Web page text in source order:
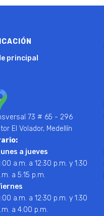
principal
73 # 65 - 296
El Volador, Medellín
a jueves
a.m. a 12:30 p.m. y 1:30
a 5:15 p.m.
a.m. a 12:30 p.m. y 1:30
a 4:00 p.m.